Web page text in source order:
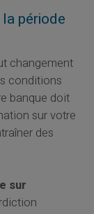
période
changement
conditions
banque doit
sur votre
des
sur